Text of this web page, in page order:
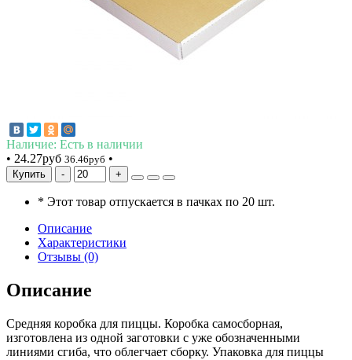
Наличие: Есть в наличии
• 24.27руб 36.46руб •
Купить
* Этот товар отпускается в пачках по 20 шт.
Описание
Характеристики
Отзывы (0)
Описание
Средняя коробка для пиццы. Коробка самосборная,
изготовлена из одной заготовки с уже обозначенными
линиями сгиба, что облегчает сборку. Упаковка для пиццы